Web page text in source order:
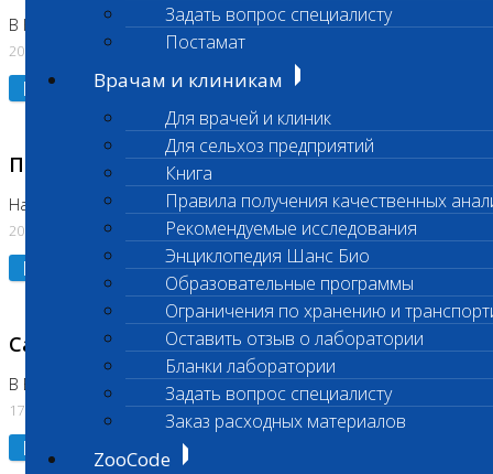
Задать вопрос специалисту
Постамат
Врачам и клиникам
Для врачей и клиник
Для сельхоз предприятий
Книга
Правила получения качественных
Рекомендуемые исследования
Энциклопедия Шанс Био
Образовательные программы
Ограничения по хранению и
Оставить отзыв о лаборатории
Бланки лаборатории
Задать вопрос специалисту
Заказ расходных материалов
ZooCode
В Коломне 20.07.2026
20.07.2026
Подробнее
Приостановлено выполнение исследования
На Нагорной
20.07.2026
Подробнее
Санитарный день
В Бутово
17.07.2026
Подробнее